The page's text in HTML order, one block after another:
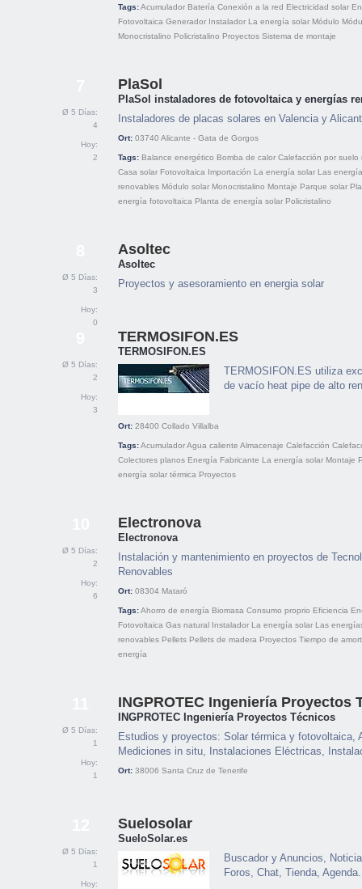
Tags:Acumulador Batería Conexión a la red Electricidad solar
Fotovoltaica Generador Instalador La energía solar Módulo
Monocristalino Policristalino Proyectos Sistema de montaje
Ø 5 Días:
4
Hoy:
2
PlaSol
PlaSol instaladores de fotovoltaica y energías
Instaladores de placas solares en Valencia y
Ort: 03740 Alicante - Gata de Gorgos
Tags: Balance energético Bomba de calor Calefacción por suelo
Casa solar Fotovoltaica Importación La energía solar Las
renovables Módulo solar Monocristalino Montaje Parque solar
energía fotovoltaica Planta de energía solar Policristalino
Ø 5 Días:
3
Hoy:
0
Asoltec
Asoltec
Proyectos y asesoramiento en energia solar
Ø 5 Días:
2
Hoy:
3
TERMOSIFON.ES
TERMOSIFON.ES
TERMOSIFON.ES utiliza
de vacío heat pipe de alto
Ort: 28400 Collado Villalba
Tags:AcumuladorAgua caliente Almacenaje Calefacción
Colectores planos Energía Fabricante La energía solar Montaje
energía solar térmica Proyectos
Ø 5 Días:
2
Hoy:
6
Electronova
Electronova
Instalación y mantenimiento en proyectos de
Renovables
Ort: 08304 Mataró
Tags:Ahorro de energía Biomasa Consumo proprio Eficiencia
Fotovoltaica Gas natural Instalador La energía solar Las
renovables Pellets Pellets de madera Proyectos Tiempo de
energía
Ø 5 Días:
1
Hoy:
1
INGPROTEC Ingeniería Proyectos
INGPROTEC Ingeniería Proyectos Técnicos
Estudios y proyectos: Solar térmica y fotovoltaica,
Mediciones in situ, Instalaciones Eléctricas,
Ort: 38006 Santa Cruz de Tenerife
Ø 5 Días:
1
Hoy:
Suelosolar
SueloSolar.es
Buscador y Anuncios,
Foros, Chat, Tienda, Agenda.